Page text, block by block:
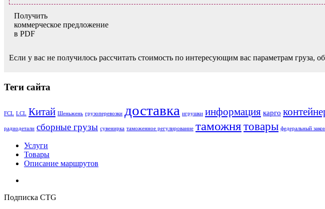
Получить
коммерческое предложение
в PDF
Если у вас не получилось рассчитать стоимость по интересующим вас параметрам груза,
Теги сайта
FCL LCL Китай Шеньжень грузоперевозки доставка игрушки информация карго
радиодетали сборные грузы сувенирка таможенное регулирование таможнятовары федеральный
Услуги
Товары
Описание маршрутов
Подписка CTG